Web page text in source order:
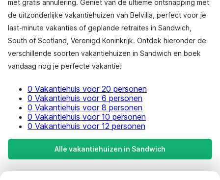
met gratis annulering. Geniet van de ultieme ontsnapping met
de uitzonderlijke vakantiehuizen van Belvilla, perfect voor je
last-minute vakanties of geplande retraites in Sandwich,
South of Scotland, Verenigd Koninkrijk. Ontdek hieronder de
verschillende soorten vakantiehuizen in Sandwich en boek
vandaag nog je perfecte vakantie!
0 Vakantiehuis voor 20 personen
0 Vakantiehuis voor 6 personen
0 Vakantiehuis voor 8 personen
0 Vakantiehuis voor 10 personen
0 Vakantiehuis voor 12 personen
Alle vakantiehuizen in Sandwich